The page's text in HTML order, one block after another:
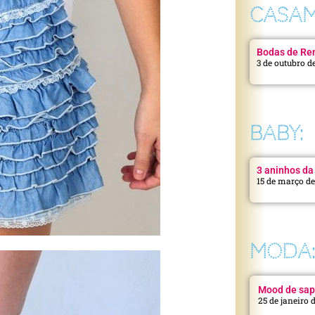
Bodas de
3 de outubro
BABY:
3 aninhos
15 de março
MODA:
Mood de
25 de janeiro